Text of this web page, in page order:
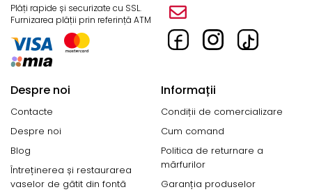
Plăți rapide și securizate cu SSL.
Furnizarea plății prin referință ATM
Despre noi
Contacte
Despre noi
Blog
Întreținerea și restaurarea
vaselor de gătit din fontă
Informații
Condiții de comercializare
Cum comand
Politica de returnare a
mărfurilor
Garanția produselor